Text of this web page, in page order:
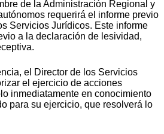
de la Administración Regional y
requerirá el informe previo
Servicios Jurídicos. Este informe
a la declaración de lesividad,
el Director de los Servicios
el ejercicio de acciones
inmediatamente en conocimiento
para su ejercicio, que resolverá lo